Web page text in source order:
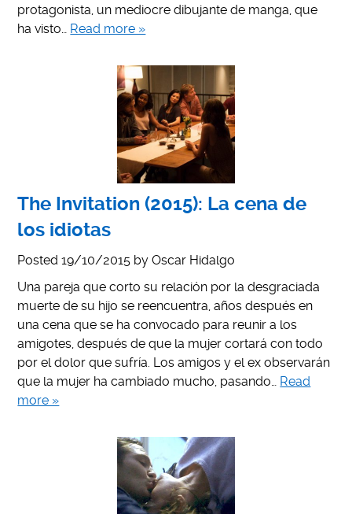
protagonista, un mediocre dibujante de manga, que
ha visto… Read more »
The Invitation (2015): La cena de
los idiotas
Posted19/10/2015 byOscar Hidalgo
Una pareja que corto su relación por la desgraciada
muerte de su hijo se reencuentra, años después en
una cena que se ha convocado para reunir a los
amigotes, después de que la mujer cortará con todo
por el dolor que sufría. Los amigos y el ex observarán
que la mujer ha cambiado mucho, pasando… Read
more »